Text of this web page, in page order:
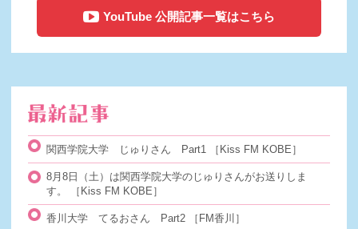
YouTube 公開記事一覧はこちら
関西学院大学 じゅりさん Part1 ［Kiss FM KOBE］
8月8日（土）は関西学院大学のじゅりさんがお送りしま
す。
［Kiss FM KOBE］
香川大学 てるおさん Part2 ［FM香川］